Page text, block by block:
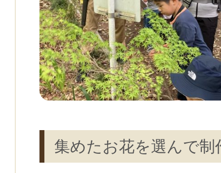
集めたお花を選んで制